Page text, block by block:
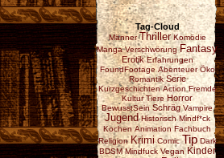
Tag-Cloud
Männer Thriller Komödie
Manga Verschwörung Fantasy
Erotik Erfahrungen
FoundFootage Abenteuer Öko
Romantik Serie
Kurzgeschichten Action Fremde
Kultur Tiere Horror
BewusstSein Schräg Vampire
Jugend Historisch Mindf*ck
Kochen Animation Fachbuch
Religion Krimi Comic Tip Dark
BDSM Mindfuck Vegan Kinder